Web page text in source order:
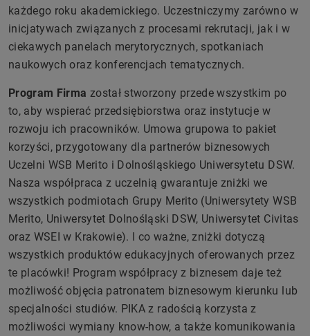
każdego roku akademickiego. Uczestniczymy zarówno w
inicjatywach związanych z procesami rekrutacji, jak i w
ciekawych panelach merytorycznych, spotkaniach
naukowych oraz konferencjach tematycznych.
Program Firma został stworzony przede wszystkim po
to, aby wspierać przedsiębiorstwa oraz instytucje w
rozwoju ich pracowników. Umowa grupowa to pakiet
korzyści, przygotowany dla partnerów biznesowych
Uczelni WSB Merito i Dolnośląskiego Uniwersytetu DSW.
Nasza współpraca z uczelnią gwarantuje zniżki we
wszystkich podmiotach Grupy Merito (Uniwersytety WSB
Merito, Uniwersytet Dolnośląski DSW, Uniwersytet Civitas
oraz WSEI w Krakowie). I co ważne, zniżki dotyczą
wszystkich produktów edukacyjnych oferowanych przez
te placówki! Program współpracy z biznesem daje też
możliwość objęcia patronatem biznesowym kierunku lub
specjalności studiów. PIKA z radością korzysta z
możliwości wymiany know-how, a także komunikowania